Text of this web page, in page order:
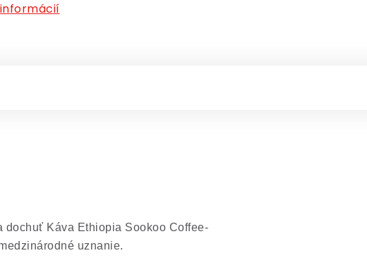
dochuť Káva Ethiopia Sookoo Coffee-
uznanie.